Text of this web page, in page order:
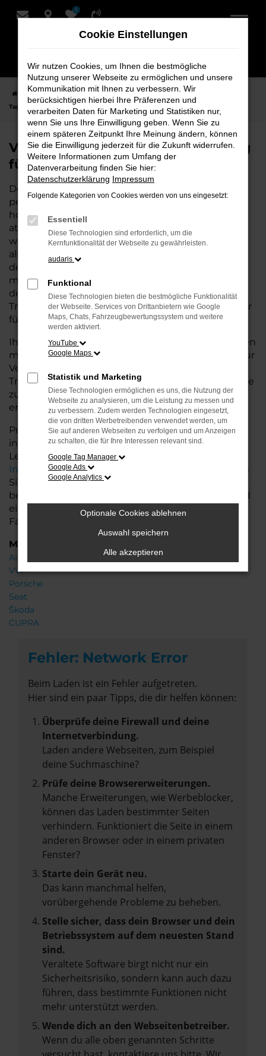
Zum
0
Startseite Stuhr VW VW T7 Transporter
VW T7 Transporter
Tageszulassung für Stuhr bei Schmidt + Koch
VW T7 Transporter Tageszulassung
für Stuhr bei Schmidt + Koch
Der VW T7 Transporter Tageszulassung ist die
perfekte Wahl für alle, die für Stuhr ein
hochwertiges Fahrzeug zu einem besonders
attraktiven Preis suchen. Als Neuwagen mit nur
wenigen gefahrenen Kilometern bietet er Ihnen
alle Vorteile eines neuen Fahrzeugs, jedoch zu
deutlich besseren Konditionen. Mit seiner
modernen Ausstattung, der hohen Effizienz und
den fortschrittlichen Sicherheitsfeatures ist der T7
Transporter die ideale Lösung für den Stadtverkehr
für Stuhr und längere Ausflüge ins Umland.
Ihr VW Autohaus in der Nähe von Stuhr steht Ihnen
mit einer breiten Auswahl an Tageszulassungen zur
Verfügung. Unser Team hilft Ihnen, den T7
Transporter in der passenden Ausstattungsvariante
zu finden, der Ihre Anforderungen und Wünsche
erfüllt.
Profitieren Sie von zusätzlichen Services wie
individuellen Finanzierungs- und
Leasingangeboten, sowie der bequemen
InzahlungnahmeIhres alten Fahrzeugs. Besuchen
Sie uns und lassen Sie sich von unseren Experten
beraten. Wir bieten Ihnen eine große Auswahl und
eine persönliche Beratung, damit Sie das perfekte
Fahrzeug für Ihre Bedürfnisse finden.
Marken
Audi
VW
Porsche
Seat
Škoda
CUPRA
Fehler: Network Error
Beim Laden ist ein Fehler aufgetreten.
Hier sind ein paar Tipps, die dir helfen können:
Überprüfe deine Firewall und deine
Internetverbindung.
Laden andere Webseiten, zum Beispiel
deine Suchmaschine?
Prüfe deine Browsererweiterungen.
Manche Erweiterungen, wie Werbeblocker,
können das Laden bestimmter Seiten
verhindern. Funktioniert die Seite in einem
anderen Browser oder in einem privaten
Fenster?
Starte dein Gerät neu.
Das kann manchmal helfen,
vorübergehende Probleme zu beheben.
Stelle sicher, dass dein Browser und dein
Betriebssystem auf dem neuesten Stand
sind.
Veraltete Software birgt nicht nur ein
Sicherheitsrisiko, sondern kann auch dazu
führen, dass bestimmte Funktionen nicht
mehr unterstützt werden.
Wende dich an den Webseitenbetreiber.
Wenn du alle oben genannten Schritte
Cookie Einstellungen
Wir nutzen Cookies, um Ihnen die bestmögliche
Nutzung unserer Webseite zu ermöglichen und unsere
Kommunikation mit Ihnen zu verbessern. Wir
berücksichtigen hierbei Ihre Präferenzen und
verarbeiten Daten für Marketing und Statistiken nur,
wenn Sie uns Ihre Einwilligung geben. Wenn Sie zu
einem späteren Zeitpunkt Ihre Meinung ändern, können
Sie die Einwilligung jederzeit für die Zukunft widerrufen.
Weitere Informationen zum Umfang der
Datenverarbeitung finden Sie hier:
Datenschutzerklärung Impressum
Folgende Kategorien von Cookies werden von uns eingesetzt:
Essentiell
Diese Technologien sind erforderlich, um die
Kernfunktionalität der Webseite zu gewährleisten.
audaris
Funktional
Diese Technologien bieten die bestmögliche Funktionalität
der Webseite. Services von Drittanbietern wie Google
Maps, Chats, Fahrzeugbewertungssystem und weitere
werden aktiviert.
YouTube
Google Maps
Statistik und Marketing
Diese Technologien ermöglichen es uns, die Nutzung der
Webseite zu analysieren, um die Leistung zu messen und
zu verbessern. Zudem werden Technologien eingesetzt,
die von dritten Werbetreibenden verwendet werden, um
Sie auf anderen Webseiten zu verfolgen und um Anzeigen
zu schalten, die für Ihre Interessen relevant sind.
Google Tag Manager
Google Ads
Google Analytics
Optionale Cookies ablehnen
Auswahl speichern
Alle akzeptieren